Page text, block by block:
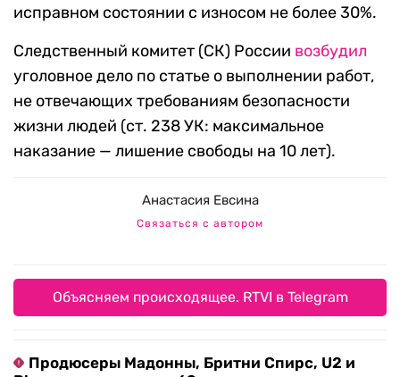
исправном состоянии с износом не более 30%.
Следственный комитет (СК) России возбудил
уголовное дело по статье о выполнении работ,
не отвечающих требованиям безопасности
жизни людей (ст. 238 УК: максимальное
наказание — лишение свободы на 10 лет).
Анастасия Евсина
Связаться с автором
Объясняем происходящее. RTVI в Telegram
Продюсеры Мадонны, Бритни Спирс, U2 и